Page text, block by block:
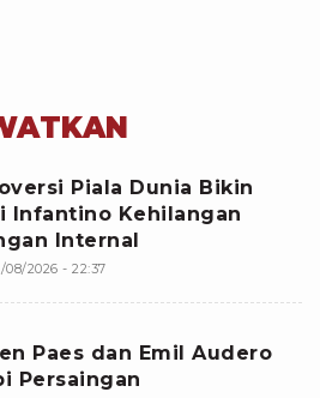
Piala Dunia Bikin
Infantino Kehilangan
Internal
08/2026 - 22:37
Paes dan Emil Audero
Persaingan